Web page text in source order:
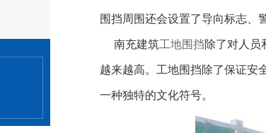
围挡周围还会设置了导向标志、
南充建筑工地围挡除了对人员
越来越高。工地围挡除了保证安
一种独特的文化符号。